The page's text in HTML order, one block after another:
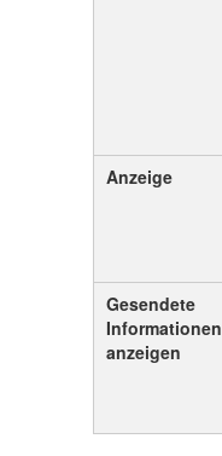
Anzeige
Gesendete
Informationen
anzeigen